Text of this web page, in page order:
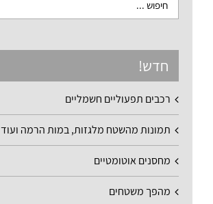
חדש!
רכבים תפעוליים חשמליים
תמונות מהשטח מלגזות, במות הרמה ועוד
מחסנים אוטומטיים
מהפך משטחים